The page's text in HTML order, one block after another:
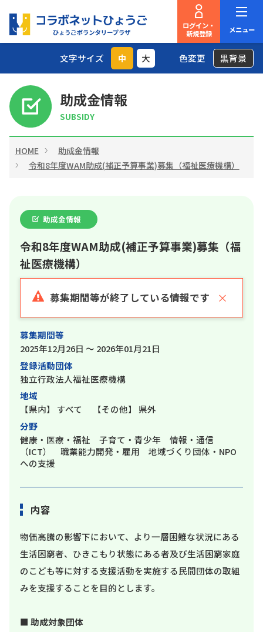
ログイン・
新規登録
メニュー
文字サイズ 中 大 色変更 黒背景
助成金情報
SUBSIDY
HOME
助成金情報
令和8年度WAM助成(補正予算事業)募集（福祉医療機構）
助成金情報
令和8年度WAM助成(補正予算事業)募集（福
祉医療機構）
×
募集期間等が終了している情報です
募集期間等
2025年12月26日 ～ 2026年01月21日
登録活動団体
独立行政法人福祉医療機構
地域
【県内】
すべて 【その他】
県外
分野
健康・医療・福祉 子育て・青少年 情報・通信
（ICT） 職業能力開発・雇用 地域づくり団体・NPO
への支援
内容
物価高騰の影響下において、より一層困難な状況にある
生活困窮者、ひきこもり状態にある者及び生活困窮家庭
のこども等に対する支援活動を実施する民間団体の取組
みを支援することを目的とします。
■助成対象団体